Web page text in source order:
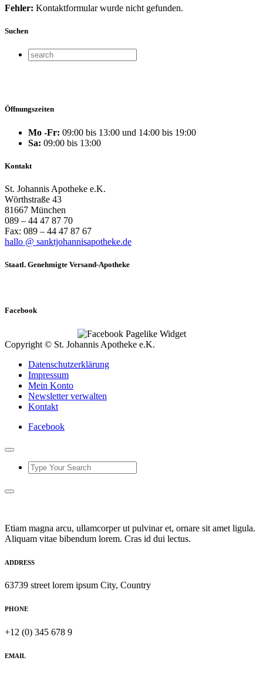
Fehler: Kontaktformular wurde nicht gefunden.
Suchen
Öffnungszeiten
Mo -Fr: 09:00 bis 13:00 und 14:00 bis 19:00
Sa: 09:00 bis 13:00
Kontakt
St. Johannis Apotheke e.K.
Wörthstraße 43
81667 München
089 – 44 47 87 70
Fax: 089 – 44 47 87 67
hallo @ sanktjohannisapotheke.de
Staatl. Genehmigte Versand-Apotheke
Facebook
Copyright © St. Johannis Apotheke e.K.
Datenschutzerklärung
Impressum
Mein Konto
Newsletter verwalten
Kontakt
Facebook
Etiam magna arcu, ullamcorper ut pulvinar et, ornare sit amet ligula.
Aliquam vitae bibendum lorem. Cras id dui lectus.
ADDRESS
63739 street lorem ipsum City, Country
PHONE
+12 (0) 345 678 9
EMAIL